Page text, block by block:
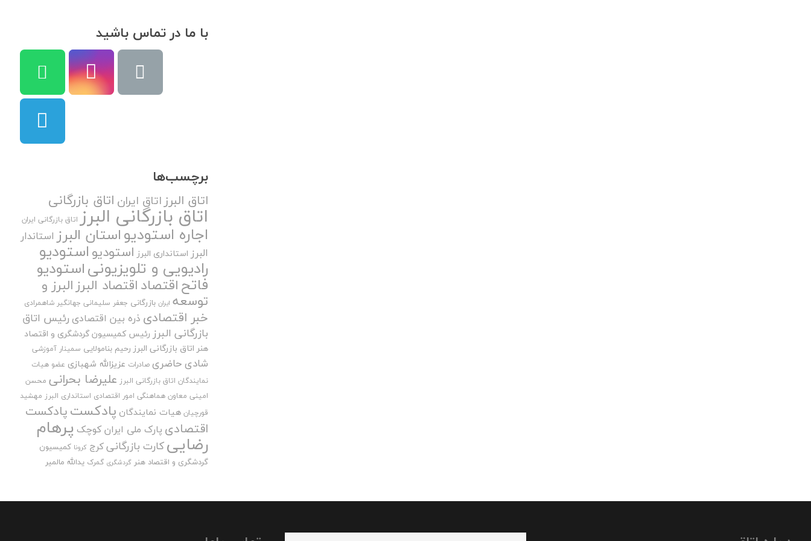
با ما در تماس باشید
برچسب‌ها
اتاق البرزاتاق ایران اتاق بازرگانی
اتاق بازرگانی البرز اتاق بازرگانی ایران
اجاره استودیواستان البرز استاندار
البرز استانداری البرز استودیواستودیو
رادیویی و تلویزیونیاستودیو
فاتحاقتصاداقتصاد البرزالبرز و
توسعه ایران بازرگانی جعفر سلیمانی جهانگیر شاهمرادی
خبر اقتصادی ذره بین اقتصادی رئیس اتاق
بازرگانی البرز رئیس کمیسیون گردشگری و اقتصاد
هنر اتاق بازرگانی البرز رحیم بنامولایی سمینار آموزشی
شادی حاضری صادرات عزیزالله شهبازی عضو هیات
نمایندگان اتاق بازرگانی البرز علیرضا بحرانی محسن
امینی معاون هماهنگی امور اقتصادی استانداری البرز مهشید
قورچیان هیات نمایندگان پادکستپادکست
اقتصادی پارک ملی ایران کوچک پرهام
رضاییکارت بازرگانیکرج کرونا کمیسیون
گردشگری و اقتصاد هنر گردشگری گمرک یدالله مالمیر